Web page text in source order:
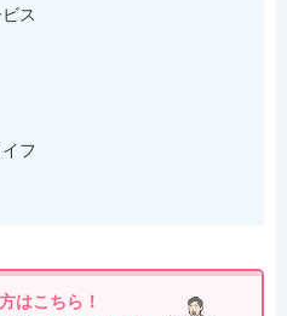
ス
フ
はこちら！